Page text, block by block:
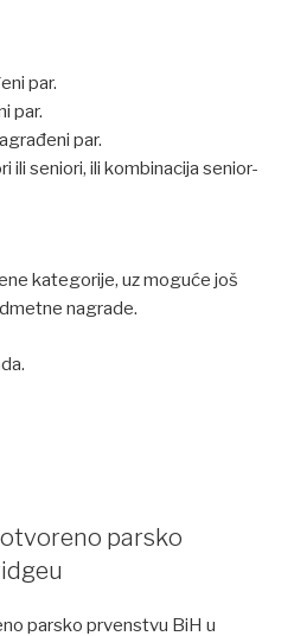
par.
par.
par.
ili seniori, ili kombinacija senior-
kategorije, uz moguće još
nagrade.
parsko
parsko prvenstvu BiH u